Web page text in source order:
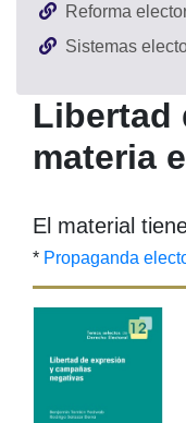
Reforma
Sistemas
Libertad
materia
El material
* Propaganda